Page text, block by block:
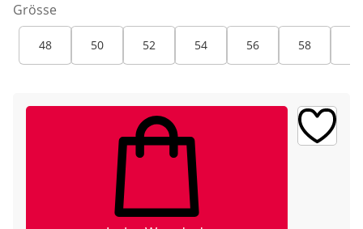
Grösse
48 50 52 54 56 58